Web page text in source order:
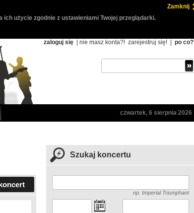
Zamknij
użycie zgodnie z ustawieniami Twojej przeglądarki.
zaloguj się | nie masz konta?! zarejestruj się! po co?
czwartek, 6 sierpnia 2026
Szukaj koncertu
np. Imperial Triumphant